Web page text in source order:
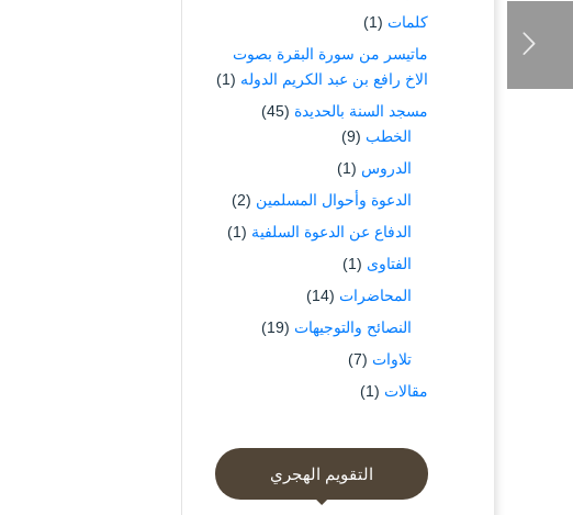
كلمات (1)
ماتيسر من سورة البقرة بصوت
الاخ رافع بن عبد الكريم الدوله (1)
مسجد السنة بالحديدة (45)
الخطب (9)
الدروس (1)
الدعوة وأحوال المسلمين (2)
الدفاع عن الدعوة السلفية (1)
الفتاوى (1)
المحاضرات (14)
النصائح والتوجيهات (19)
تلاوات (7)
مقالات (1)
التقويم الهجري